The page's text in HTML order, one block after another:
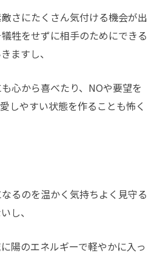
さにたくさん気付ける機会が出
牲をせずに相手のためにできる
ますし、
心から喜べたり、NOや要望を
しやすい状態を作ることも怖く
るのを温かく気持ちよく見守る
し、
陽のエネルギーで軽やかに入っ